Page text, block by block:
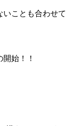
ことも合わせて
開始！！